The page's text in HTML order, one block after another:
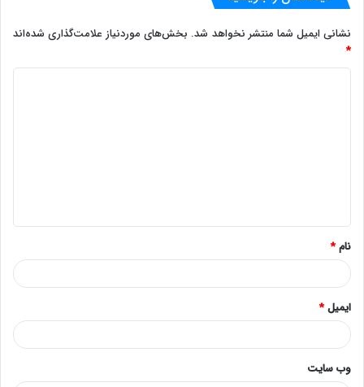
نشانی ایمیل شما منتشر نخواهد شد. بخش‌های موردنیاز علامت‌گذاری شده‌اند
*
*
نام*
ایمیل*
وب‌ سایت